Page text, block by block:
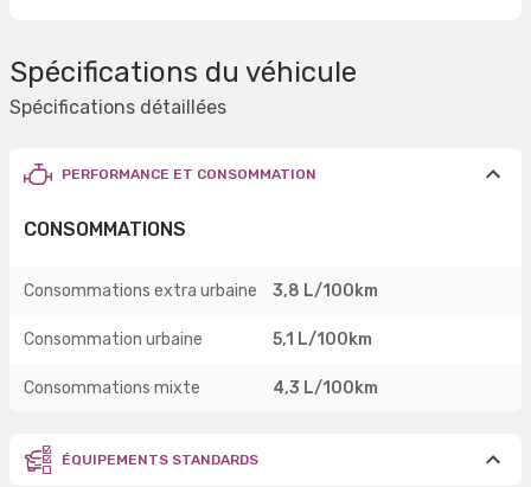
Spécifications du véhicule
Spécifications détaillées
PERFORMANCE ET CONSOMMATION
CONSOMMATIONS
Consommations extra urbaine 3,8 L/100km
Consommation urbaine 5,1 L/100km
Consommations mixte 4,3 L/100km
ÉQUIPEMENTS STANDARDS